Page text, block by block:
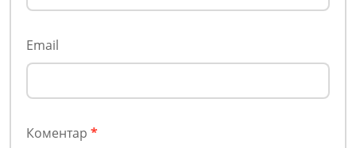
Email
Коментар *